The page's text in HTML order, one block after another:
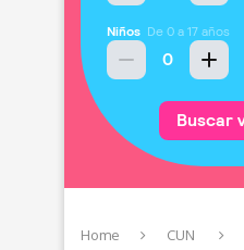
Home CUN